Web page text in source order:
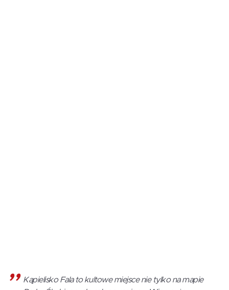
Kąpielisko Fala to kultowe miejsce nie tylko na mapie